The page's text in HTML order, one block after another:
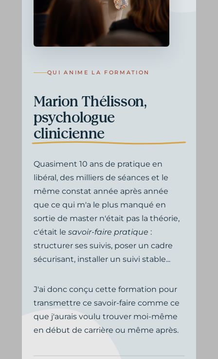
QUI ANIME LA FORMATION
Marion Thélisson,
psychologue
clinicienne
Quasiment 10 ans de pratique en
libéral, des milliers de séances et le
même constat année après année
que ce qui m'a le plus manqué en
sortie de master n'était pas la théorie,
c'était le savoir-faire pratique :
structurer ses suivis, poser un cadre
sécurisant, installer un suivi stable...
J'ai donc conçu cette formation pour
transmettre ce savoir-faire comme ce
que j'aurais voulu trouver moi-même
en début de carrière ou même après.